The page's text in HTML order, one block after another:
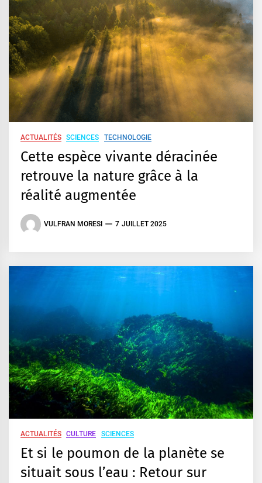
ACTUALITÉS SCIENCES TECHNOLOGIE
Cette espèce vivante déracinée
retrouve la nature grâce à la
réalité augmentée
VULFRAN MORESI 7 JUILLET 2025
ACTUALITÉS CULTURE SCIENCES
Et si le poumon de la planète se
situait sous l’eau : Retour sur